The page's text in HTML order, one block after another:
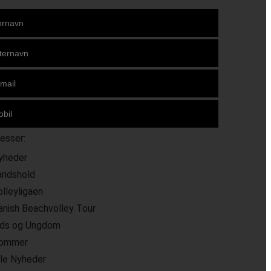
Beachvolley Tour
og Ungdom
Nyheder